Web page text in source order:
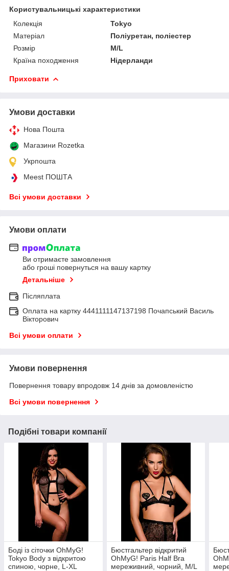
Користувальницькі характеристики
Колекція
Tokyo
Матеріал
Поліуретан, поліестер
Розмір
М/L
Країна походження
Нідерланди
Приховати
Умови доставки
Нова Пошта
Магазини Rozetka
Укрпошта
Meest ПОШТА
Всі умови доставки
Умови оплати
Ви отримаєте замовлення
або гроші повернуться на вашу картку
Детальніше
Післяплата
Оплата на картку 4441111147137198 Почапський Василь
Вікторович
Всі умови оплати
Умови повернення
Повернення товару впродовж 14 днів за домовленістю
Всі умови повернення
Подібні товари компанії
Боді із сіточки OhMyG!
Tokyo Body з відкритою
спиною, чорне, L-XL
Бюстгальтер відкритий
OhMyG! Paris Half Bra
мереживний, чорний, M/L